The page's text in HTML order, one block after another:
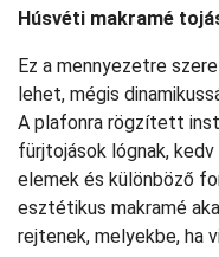
Húsvéti makramé
Ez a mennyezetre
lehet, mégis
A plafonra rögzített
fürjtojások lógnak,
elemek és különböző
esztétikus makramé
rejtenek, melyekbe, ha